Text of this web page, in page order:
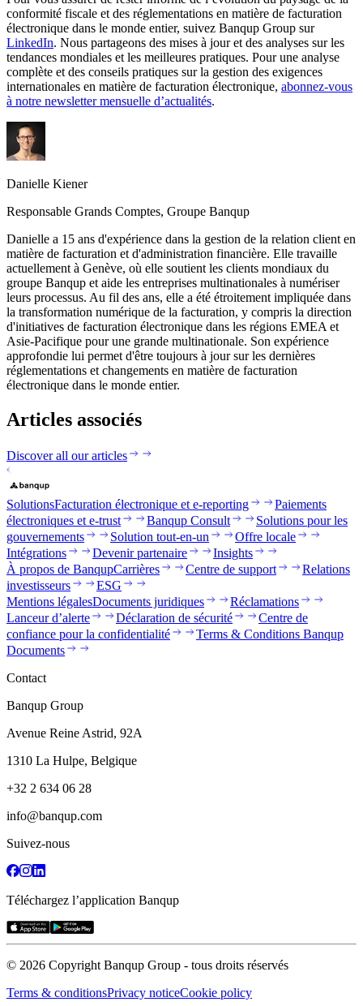
conformité fiscale et des réglementations en matière de facturation
électronique dans le monde entier, suivez Banqup Group sur
LinkedIn. Nous partageons des mises à jour et des analyses sur les
tendances mondiales et les meilleures pratiques. Pour une analyse
complète et des conseils pratiques sur la gestion des exigences
internationales en matière de facturation électronique, abonnez-vous
à notre newsletter mensuelle d’actualités.
Danielle Kiener
Responsable Grands Comptes, Groupe Banqup
Danielle a 15 ans d'expérience dans la gestion de la relation client en
matière de facturation et d'administration financière. Elle travaille
actuellement à Genève, où elle soutient les clients mondiaux du
groupe Banqup et aide les entreprises multinationales à numériser
leurs processus. Au fil des ans, elle a été étroitement impliquée dans
la transformation numérique de la facturation, y compris la direction
d'initiatives de facturation électronique dans les régions EMEA et
Asie-Pacifique pour une grande multinationale. Son expérience
approfondie lui permet d'être toujours à jour sur les dernières
réglementations et changements en matière de facturation
électronique dans le monde entier.
Articles associés
Discover all our articles
SolutionsFacturation électronique et e-reporting
Paiements
électroniques et e-trust
Banqup Consult
Solutions pour les
gouvernements
Solution tout-en-un
Offre locale
Intégrations
Devenir partenaire
Insights
À propos de BanqupCarrières Centre de support
Relations
investisseurs
ESG
Mentions légalesDocuments juridiques
Réclamations
Lanceur d’alerte
Déclaration de sécurité
Centre de
confiance pour la confidentialité
Terms & Conditions Banqup
Documents
Contact
Banqup Group
Avenue Reine Astrid, 92A
1310 La Hulpe, Belgique
+32 2 634 06 28
info@banqup.com
Suivez-nous
Téléchargez l’application Banqup
© 2026 Copyright Banqup Group - tous droits réservés
Terms & conditionsPrivacy noticeCookie policy